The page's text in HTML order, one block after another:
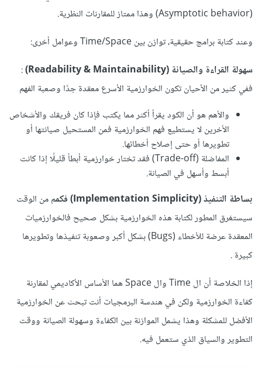
وعند كتابة برامج حقيقية، توازن بين Time/Space وعوامل أخرى:
سهولة القراءة والصيانة (Readability & Maintainability)
:
ففي كثير من الأحيان تكون الخوارزمية الأسرع معقدة جدًا وصعبة الفهم
والأهم هو أن الكود يقرأ أكثر مما يكتب فإذا كان فريقك والأشخاص
الأخرين لا يستطيع فهم الخوارزمية فمن المستحيل صيانتها أو
تطويرها أو حتى إصلاح أخطائها.
المفاضلة (Trade-off) فقد تختار خوارزمية أبطأ قليلًا إذا كانت
أبسط وأسهل في الصيانة.
بساطة التنفيذ (Implementation Simplicity) فكم
م من الوقت
سيستغرق المطور لكتابة هذه الخوارزمية بشكل صحيح فالخوارزميات
المعقدة عرضة للأخطاء (Bugs) بشكل أكبر وصعوبة تنفيذها وتطويرها
كبيرة .
إذا الخلاصة أن ال Time وال Space هما الأساس الأكاديمي لمقارنة
كفاءة الخوارزمية ولكن في هندسة البرمجيات أنت تبحث عن الخوارزمية
الأفضل للمشكلة وهذا يشمل الموازنة بين الكفاءة وسهولة الصيانة ووقت
التطوير والسياق الذي ستعمل فيه.